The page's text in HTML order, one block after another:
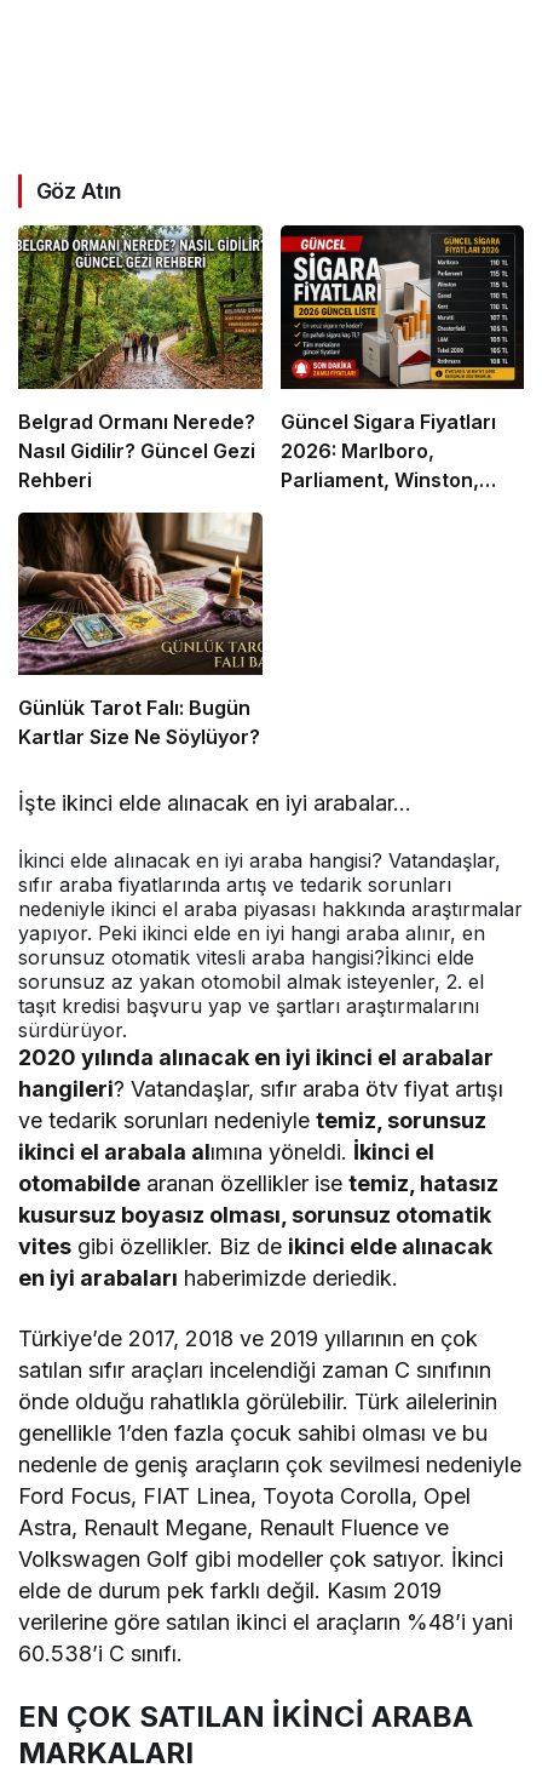
Göz Atın
Belgrad Ormanı Nerede?
Nasıl Gidilir? Güncel Gezi
Rehberi
Güncel Sigara Fiyatları
2026: Marlboro,
Parliament, Winston,
Günlük Tarot Falı: Bugün
Kartlar Size Ne Söylüyor?
İşte ikinci elde alınacak en iyi arabalar…
İkinci elde alınacak en iyi araba hangisi? Vatandaşlar,
sıfır araba fiyatlarında artış ve tedarik sorunları
nedeniyle ikinci el araba piyasası hakkında araştırmalar
yapıyor. Peki ikinci elde en iyi hangi araba alınır, en
sorunsuz otomatik vitesli araba hangisi?İkinci elde
sorunsuz az yakan otomobil almak isteyenler, 2. el
taşıt kredisi başvuru yap ve şartları araştırmalarını
sürdürüyor.
2020 yılında alınacak en iyi ikinci el arabalar
hangileri? Vatandaşlar, sıfır araba ötv fiyat artışı
ve tedarik sorunları nedeniyletemiz, sorunsuz
ikinci el arabala alımına yöneldi. İkinci el
otomabilde aranan özellikler isetemiz, hatasız
kusursuz boyasız olması, sorunsuz otomatik
vites gibi özellikler. Biz de ikinci elde alınacak
en iyi arabaları haberimizde deriedik.
Türkiye’de 2017, 2018 ve 2019 yıllarının en çok
satılan sıfır araçları incelendiği zaman C sınıfının
önde olduğu rahatlıkla görülebilir. Türk ailelerinin
genellikle 1’den fazla çocuk sahibi olması ve bu
nedenle de geniş araçların çok sevilmesi nedeniyle
Ford Focus, FIAT Linea, Toyota Corolla, Opel
Astra, Renault Megane, Renault Fluence ve
Volkswagen Golf gibi modeller çok satıyor. İkinci
elde de durum pek farklı değil. Kasım 2019
verilerine göre satılan ikinci el araçların %48’i yani
60.538’i C sınıfı.
EN ÇOK SATILAN İKİNCİ ARABA
MARKALARI